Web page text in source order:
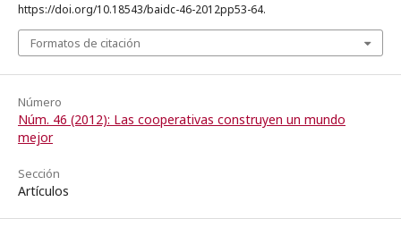
https://doi.org/10.18543/baidc-46-2012pp53-64.
Formatos de citación
Número
Núm. 46 (2012): Las cooperativas construyen un mundo
mejor
Sección
Artículos